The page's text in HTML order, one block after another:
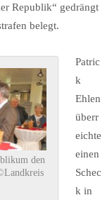
Republik“ gedrängt
belegt.
den
Patric
k
Ehlen
überr
eichte
einen
Schec
k in